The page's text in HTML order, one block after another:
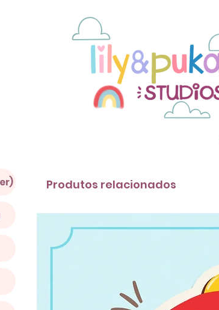
Produtos relacionados